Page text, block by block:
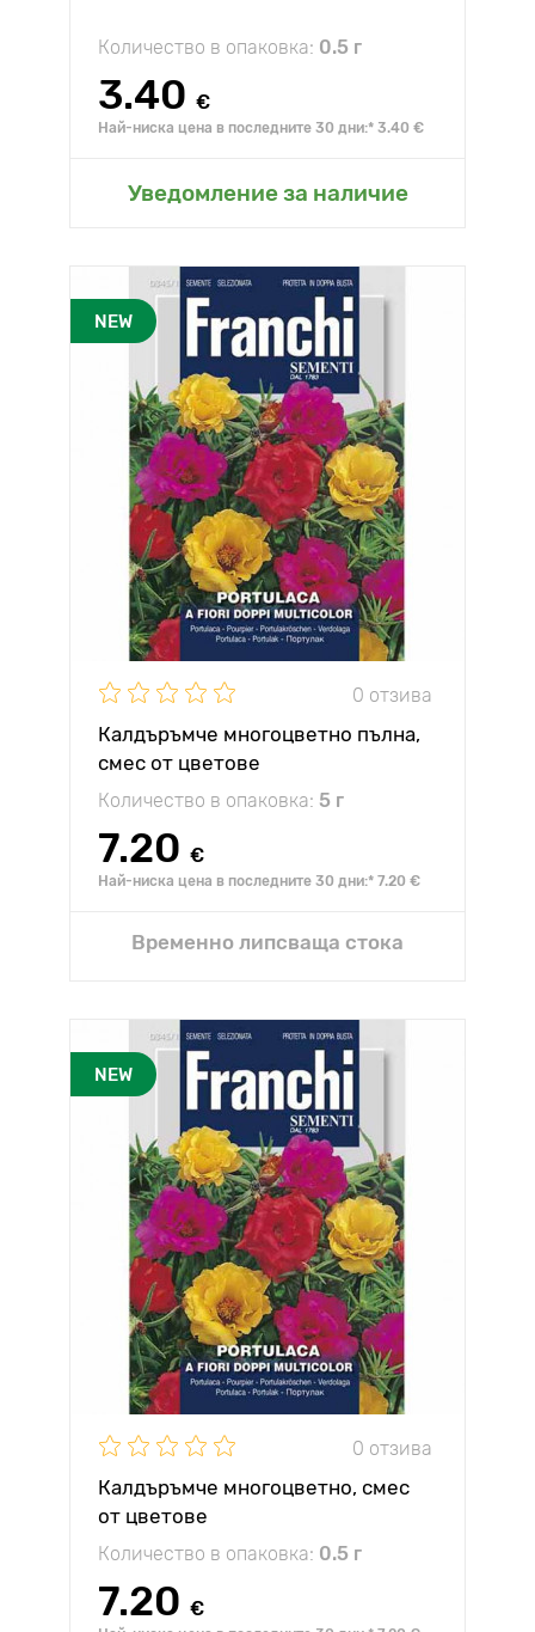
Количество в опаковка: 0.5 г
3.40 €
Най-ниска цена в последните 30 дни:* 3.40 €
Уведомление за наличие
NEW
0 отзива
Калдъръмче многоцветно пълна,
смес от цветове
Количество в опаковка: 5 г
7.20 €
Най-ниска цена в последните 30 дни:* 7.20 €
Временно липсваща стока
NEW
0 отзива
Калдъръмче многоцветно, смес
от цветове
Количество в опаковка: 0.5 г
7.20 €